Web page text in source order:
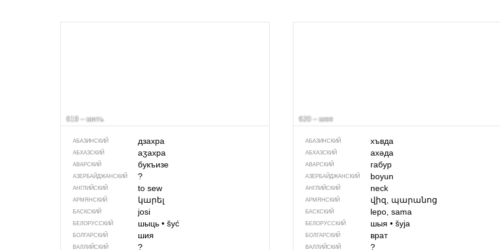
619 – шить
АБАЗИНСКИЙ дзахра
АБХАЗСКИЙ аӡахра
АВАРСКИЙ букъизе
АЗЕРБАЙДЖАН­СКИЙ ?
АНГЛИЙСКИЙ to sew
АРМЯНСКИЙ կարել
БАСКСКИЙ josi
БЕЛОРУССКИЙ шыць •šyć
БОЛГАРСКИЙ шия
ВАЛЛИЙСКИЙ ?
620 – шея
АБАЗИНСКИЙ хъвда
АБХАЗСКИЙ ахәда
АВАРСКИЙ габур
АЗЕРБАЙДЖАН­СКИЙ boyun
АНГЛИЙСКИЙ neck
АРМЯНСКИЙ վիզ, պարանոց
БАСКСКИЙ lepo, sama
БЕЛОРУССКИЙ шыя • šyja
БОЛГАРСКИЙ врат
ВАЛЛИЙСКИЙ ?